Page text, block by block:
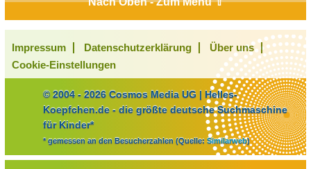
Impressum Datenschutzerklärung
Über uns
Cookie-Einstellungen
© 2004 - 2026 Cosmos Media UG | Helles-
Koepfchen.de - die größte deutsche Suchmaschine
für Kinder*
* gemessen an den Besucherzahlen (Quelle: Similarweb)